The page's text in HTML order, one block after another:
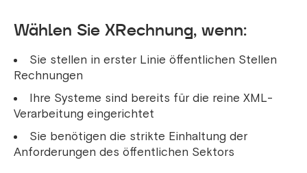
Wählen Sie XRechnung, wenn:
Sie stellen in erster Linie öffentlichen Stellen
Rechnungen
Ihre Systeme sind bereits für die reine XML-
Verarbeitung eingerichtet
Sie benötigen die strikte Einhaltung der
Anforderungen des öffentlichen Sektors